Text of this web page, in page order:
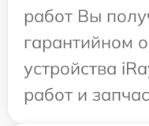
работ Вы
гарантийном
устройства
работ и